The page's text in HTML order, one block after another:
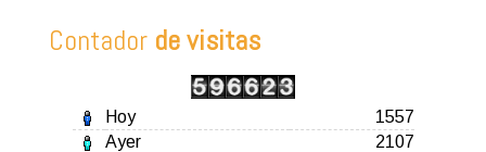
Contador de visitas
Hoy
1557
Ayer
2107